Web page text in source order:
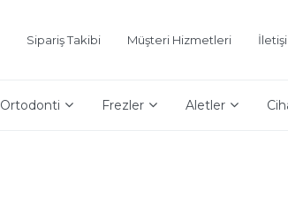
Sipariş Takibi Müşteri Hizmetleri
Ortodonti Frezler Aletler